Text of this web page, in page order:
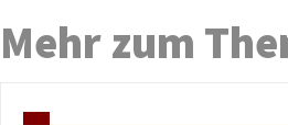
Mehr zum